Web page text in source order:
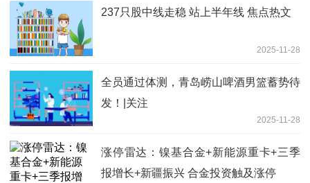
237只股中线走稳 站上半年线 焦点热文
2025-11-28
全员通过体测，青岛崂山啤酒男篮蓄势待
发！|关注
2025-11-28
涨停雷达：镍基合金+新能源重卡+三季
报增长+新疆振兴 合金投资触及涨停